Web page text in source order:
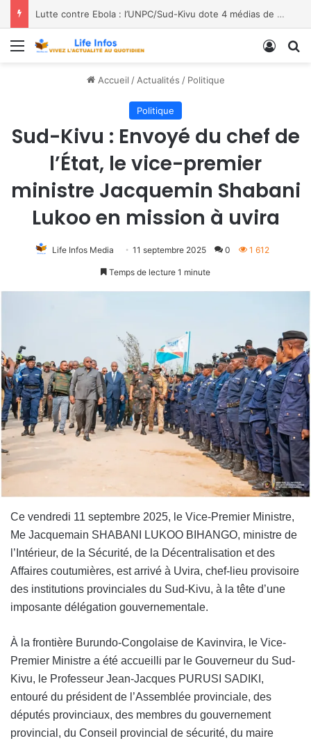
Lutte contre Ebola : l’UNPC/Sud-Kivu dote 4 médias de Bukavu de kits de lavage des mains, les bénéficiaires saluent le geste
Menu
Accueil / Actualités / Politique
Politique
Sud-Kivu : Envoyé du chef de
l’État, le vice-premier
ministre Jacquemin Shabani
Lukoo en mission à uvira
Life Infos Media 11 septembre 2025 0 1 612
Temps de lecture 1 minute
Ce vendredi 11 septembre 2025, le Vice-Premier Ministre,
Me Jacquemain SHABANI LUKOO BIHANGO, ministre de
l’Intérieur, de la Sécurité, de la Décentralisation et des
Affaires coutumières, est arrivé à Uvira, chef-lieu provisoire
des institutions provinciales du Sud-Kivu, à la tête d’une
imposante délégation gouvernementale.
À la frontière Burundo-Congolaise de Kavinvira, le Vice-
Premier Ministre a été accueilli par le Gouverneur du Sud-
Kivu, le Professeur Jean-Jacques PURUSI SADIKI,
entouré du président de l’Assemblée provinciale, des
députés provinciaux, des membres du gouvernement
provincial, du Conseil provincial de sécurité, du maire